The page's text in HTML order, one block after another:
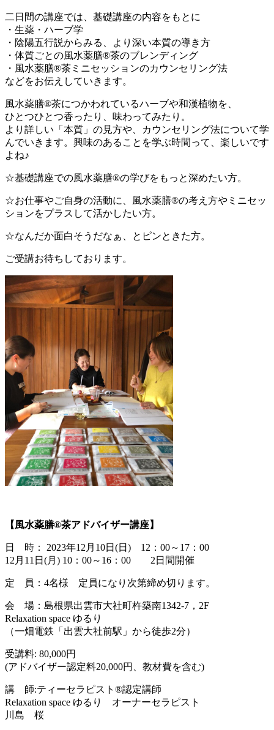
二日間の講座では、基礎講座の内容をもとに
・生薬・ハーブ学
・陰陽五行説からみる、より深い本質の導き方
・体質ごとの風水薬膳®茶のブレンディング
・風水薬膳®茶ミニセッションのカウンセリング法
などをお伝えしていきます。
風水薬膳®茶につかわれているハーブや和漢植物を、
ひとつひとつ香ったり、味わってみたり。
より詳しい「本質」の見方や、カウンセリング法について学
んでいきます。興味のあることを学ぶ時間って、楽しいです
よね♪
☆基礎講座での風水薬膳®︎の学びをもっと深めたい方。
☆お仕事やご自身の活動に、風水薬膳®︎の考え方やミニセッ
ションをプラスして活かしたい方。
☆なんだか面白そうだなぁ、とピンときた方。
ご受講お待ちしております。
【風水薬膳®︎茶アドバイザー講座】
日 時： 2023年12月10日(日) 12：00～17：00
12月11日(月) 10：00～16：00 2日間開催
定 員：4名様 定員になり次第締め切ります。
会 場：島根県出雲市大社町杵築南1342-7，2F
Relaxation space ゆるり
（一畑電鉄「出雲大社前駅」から徒歩2分）
受講料: 80,000円
(アドバイザー認定料20,000円、教材費を含む)
講 師:ティーセラピスト®︎認定講師
Relaxation space ゆるり オーナーセラピスト
川島 桜